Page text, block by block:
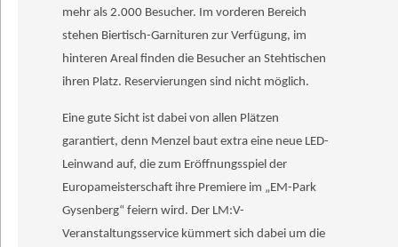
mehr als 2.000 Besucher. Im vorderen Bereich
stehen Biertisch-Garnituren zur Verfügung, im
hinteren Areal finden die Besucher an Stehtischen
ihren Platz. Reservierungen sind nicht möglich.
Eine gute Sicht ist dabei von allen Plätzen
garantiert, denn Menzel baut extra eine neue LED-
Leinwand auf, die zum Eröffnungsspiel der
Europameisterschaft ihre Premiere im „EM-Park
Gysenberg“ feiern wird. Der LM:V-
Veranstaltungsservice kümmert sich dabei um die